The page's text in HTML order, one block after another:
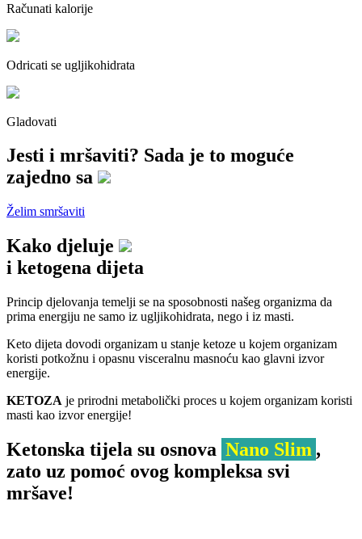
Računati kalorije
Odricati se ugljikohidrata
Gladovati
Jesti i mršaviti? Sada je to moguće
zajedno sa
Želim smršaviti
Kako djeluje
i ketogena dijeta
Princip djelovanja temelji se na sposobnosti našeg organizma da
prima energiju ne samo iz ugljikohidrata, nego i iz masti.
Keto dijeta dovodi organizam u stanje ketoze u kojem organizam
koristi potkožnu i opasnu visceralnu masnoću kao glavni izvor
energije.
KETOZA je prirodni metabolički proces u kojem organizam koristi
masti kao izvor energije!
Ketonska tijela su osnova Nano Slim ,
zato uz pomoć ovog kompleksa svi
mršave!